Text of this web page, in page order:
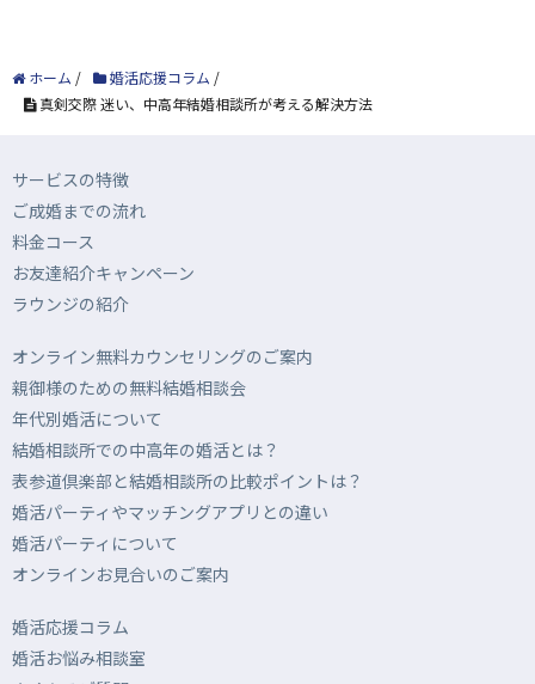
ホーム / 婚活応援コラム /
真剣交際 迷い、中高年結婚相談所が考える解決方法
サービスの特徴
ご成婚までの流れ
料金コース
お友達紹介キャンペーン
ラウンジの紹介
オンライン無料カウンセリングのご案内
親御様のための無料結婚相談会
年代別婚活について
結婚相談所での中高年の婚活とは？
表参道倶楽部と結婚相談所の比較ポイントは？
婚活パーティやマッチングアプリとの違い
婚活パーティについて
オンラインお見合いのご案内
婚活応援コラム
婚活お悩み相談室